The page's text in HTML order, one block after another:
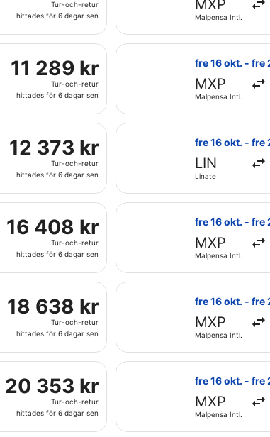
Tur-
retur,
för
dagar
sen
Tur-och-retur
hittades för 6 dagar sen
MXP
Malpensa Intl.
11
289 kr
Tur-
retur,
för
dagar
sen
11 289 kr
Tur-och-retur
hittades för 6 dagar sen
från Linate till Dep. L. E. Magalh. Intl., med
fre 16 okt. - fre
MXP
Malpensa Intl.
Välj flyg med
12
373 kr
Tur-
retur,
för
dagar
sen
12 373 kr
Tur-och-retur
hittades för 6 dagar sen
okt. från Malpensa Intl. till Dep. L. E.
fre 16 okt. - fre
LIN
Linate
Välj flyg med
16
408 kr
Tur-
retur,
för
dagar
sen
16 408 kr
Tur-och-retur
hittades för 6 dagar sen
från Malpensa Intl. till Dep. L. E. Magalh.
fre 16 okt. - fre
MXP
Malpensa Intl.
Välj flyg med
18
638 kr
Tur-
retur,
för
dagar
sen
18 638 kr
Tur-och-retur
hittades för 6 dagar sen
avresa fre 16 okt. från Malpensa Intl. till
fre 16 okt. - fre
MXP
Malpensa Intl.
Välj flyg med
20
353 kr
Tur-
20 353 kr
Tur-och-retur
hittades för 6 dagar sen
16 okt. från Linate till Dep. L. E. Magalh. Intl.,
fre 16 okt. - fre
MXP
Malpensa Intl.
Välj flyg med